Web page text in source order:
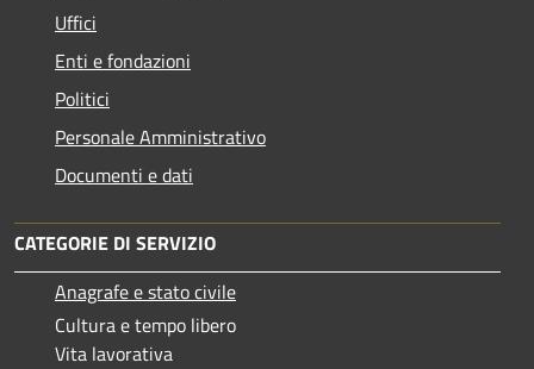
Uffici
Enti e fondazioni
Politici
Personale Amministrativo
Documenti e dati
CATEGORIE DI SERVIZIO
Anagrafe e stato civile
Cultura e tempo libero
Vita lavorativa